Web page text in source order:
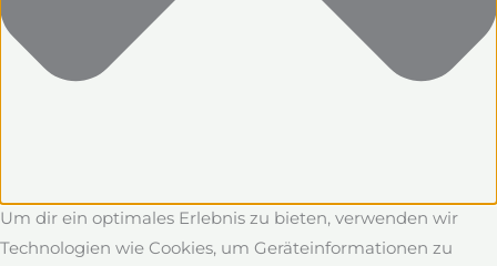
Um dir ein optimales Erlebnis zu bieten, verwenden wir
Technologien wie Cookies, um Geräteinformationen zu